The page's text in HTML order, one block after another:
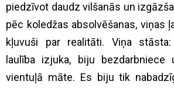
piedzīvot daudz vilšanās un
pēc koledžas absolvēšanas, viņas
kļuvuši par realitāti. Viņa stāsta:
laulība izjuka, biju bezdarbniece
vientuļā māte. Es biju tik